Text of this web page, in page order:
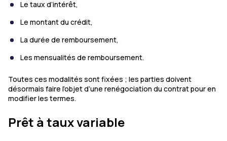
Le taux d’intérêt,
Le montant du crédit,
La durée de remboursement,
Les mensualités de remboursement.
Toutes ces modalités sont fixées ; les parties doivent
désormais faire l’objet d’une renégociation du contrat pour en
modifier les termes.
Prêt à taux variable